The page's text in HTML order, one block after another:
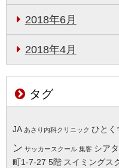
2018年6月
2018年4月
タグ
JA あさり内科クリニック ひとく
ン サッカースクール 集客 シア
町1-7-27 5階 スイミングス